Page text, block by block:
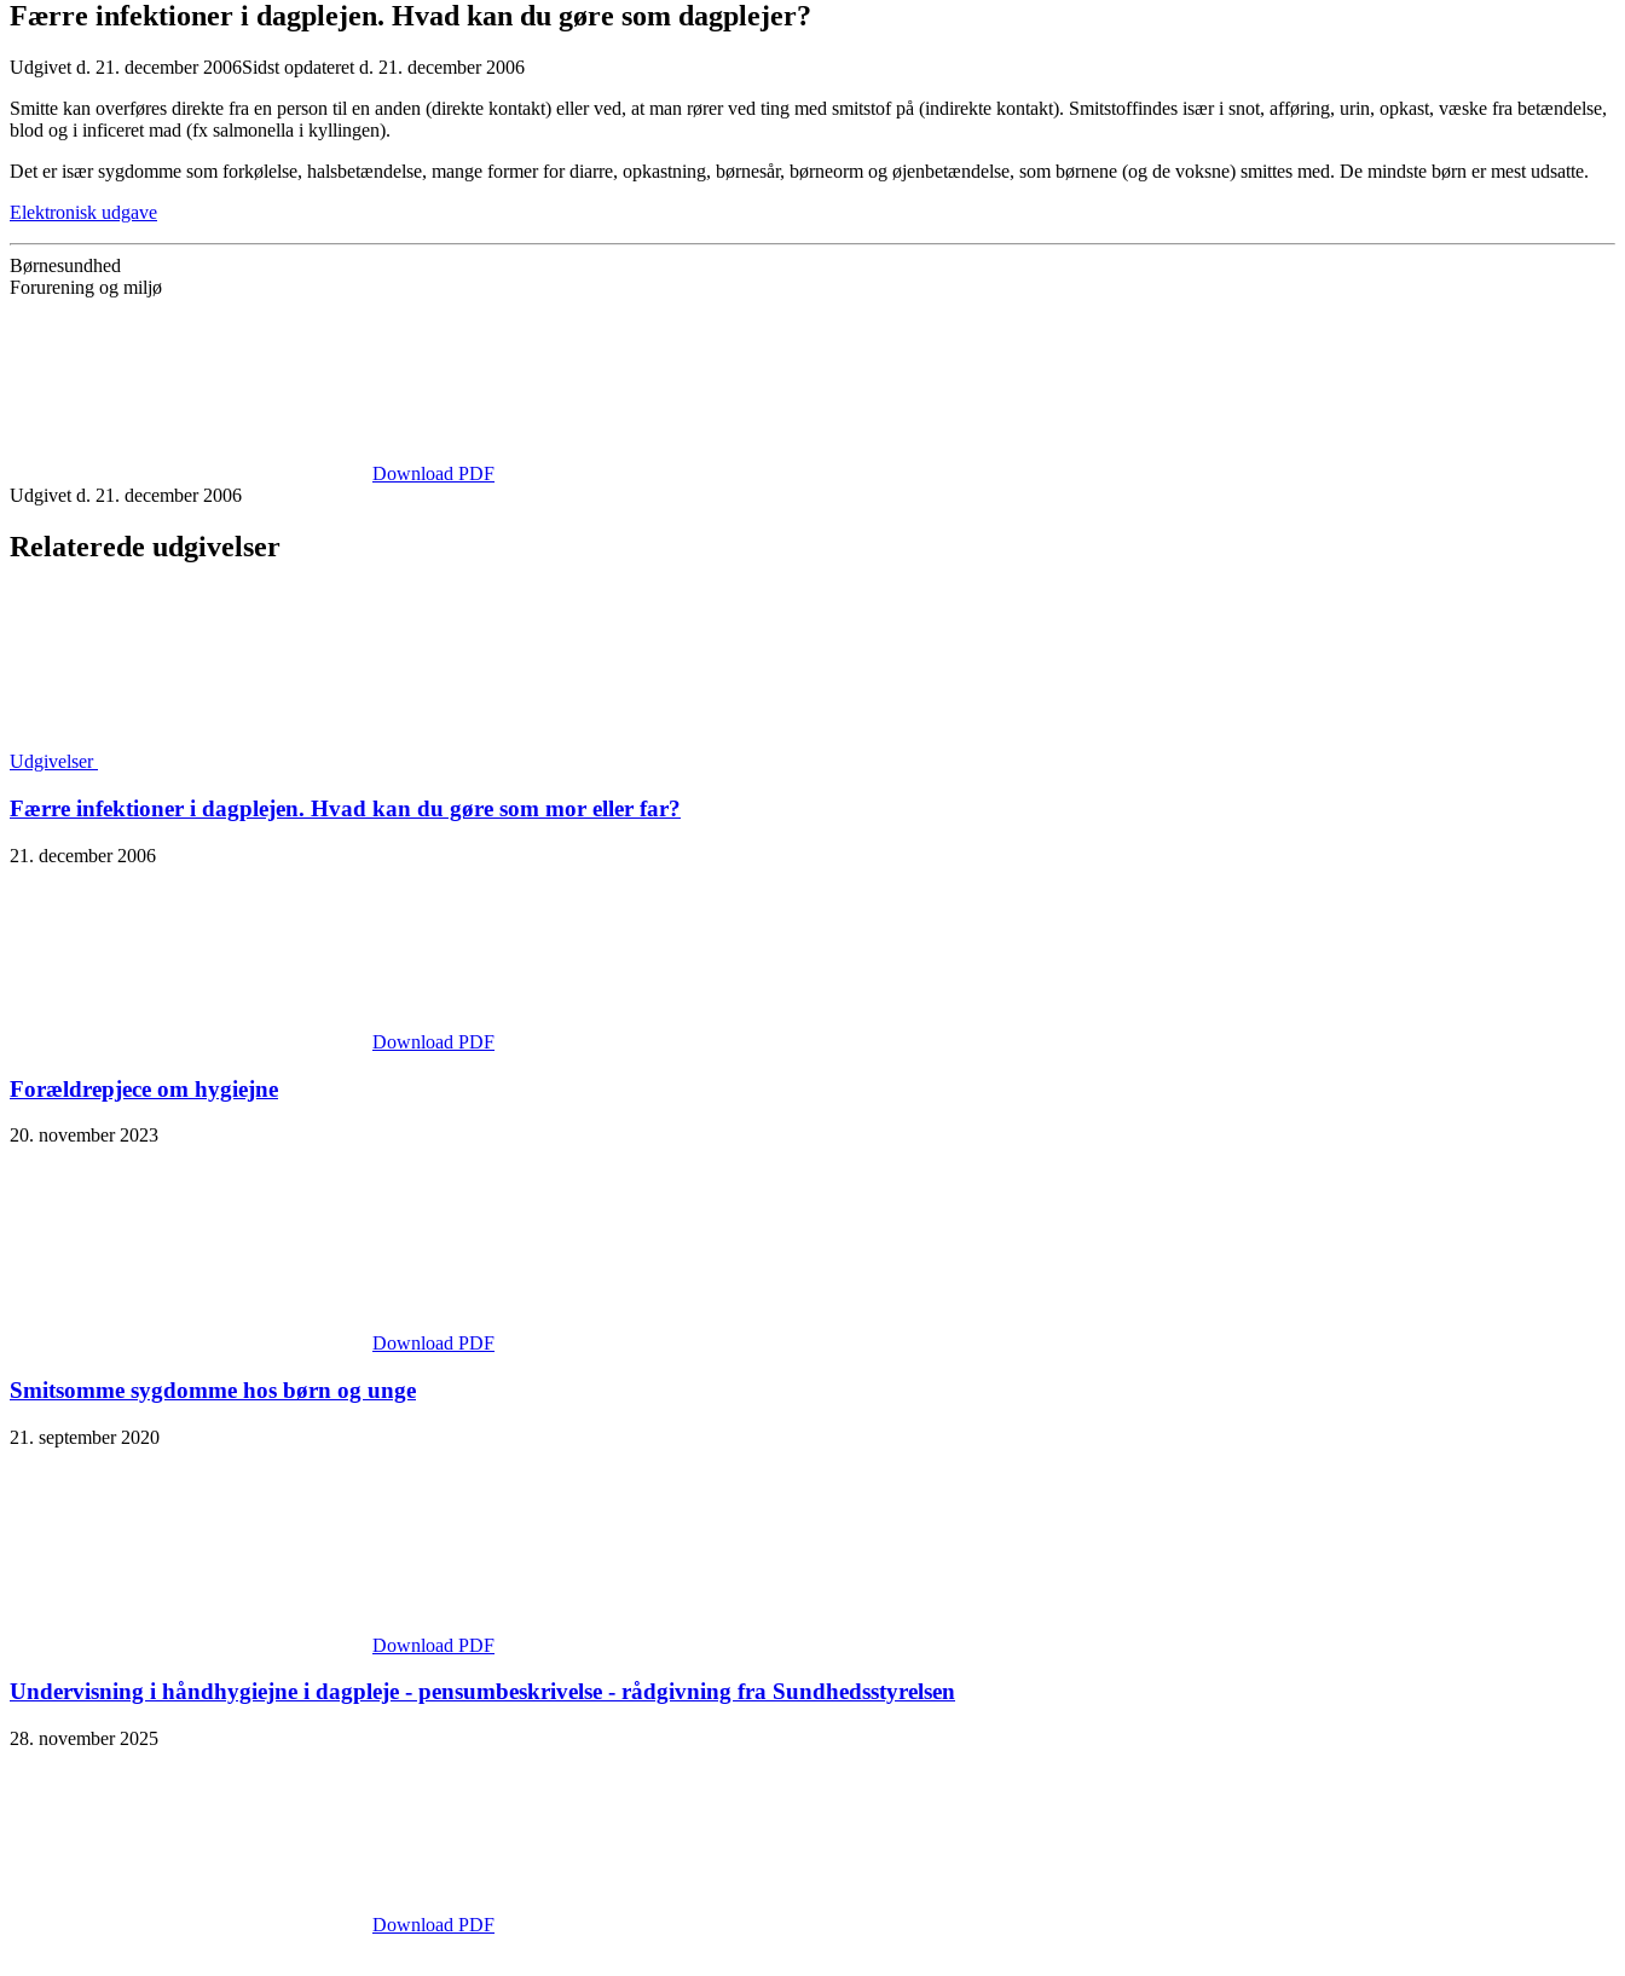
Færre infektioner i dagplejen. Hvad kan du gøre som dagplejer?
Udgivet d. 21. december 2006Sidst opdateret d. 21. december 2006
Smitte kan overføres direkte fra en person til en anden (direkte kontakt) eller ved, at man rører ved ting med smitstof på (indirekte kontakt). Smitstoffindes især i snot, afføring, urin, opkast, væske fra betændelse,
blod og i inficeret mad (fx salmonella i kyllingen).
Det er især sygdomme som forkølelse, halsbetændelse, mange former for diarre, opkastning, børnesår, børneorm og øjenbetændelse, som børnene (og de voksne) smittes med. De mindste børn er mest udsatte.
Elektronisk udgave
Børnesundhed
Forurening og miljø
Download PDF
Udgivet d. 21. december 2006
Relaterede udgivelser
Udgivelser
Færre infektioner i dagplejen. Hvad kan du gøre som mor eller far?
21. december 2006
Download PDF
Forældrepjece om hygiejne
20. november 2023
Download PDF
Smitsomme sygdomme hos børn og unge
21. september 2020
Download PDF
Undervisning i håndhygiejne i dagpleje - pensumbeskrivelse - rådgivning fra Sundhedsstyrelsen
28. november 2025
Download PDF